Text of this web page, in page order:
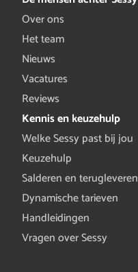
Over ons
Het team
Nieuws
Vacatures
Reviews
Kennis en keuzehulp
Welke Sessy past bij jou
Keuzehulp
Salderen en terugleveren
Dynamische tarieven
Handleidingen
Vragen over Sessy